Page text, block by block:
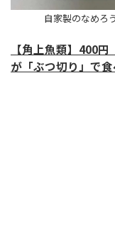
自家製のなめろ
【角上魚類】400
が「ぶつ切り」で食